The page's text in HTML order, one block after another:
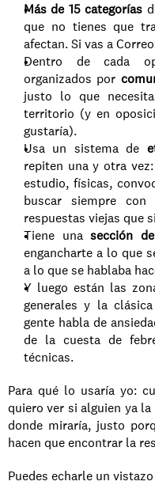
Más de 15 categorías
que no tienes que
afectan. Si vas a
Dentro de cada
organizados por
justo lo que
territorio (y en
gustaría).
Usa un sistema de
repiten una y otra
estudio, físicas,
buscar siempre
respuestas viejas que
Tiene una sección
engancharte a lo que
a lo que se hablaba
Y luego están las
generales y la
gente habla de
de la cuesta de
técnicas.
Para qué lo usaría yo:
quiero ver si alguien ya
donde miraría, justo
hacen que encontrar la
Puedes echarle un